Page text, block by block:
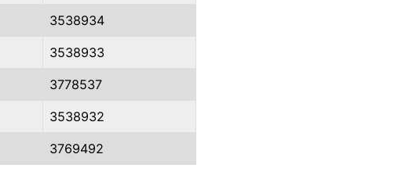
3538934
3538933
3778537
3538932
3769492